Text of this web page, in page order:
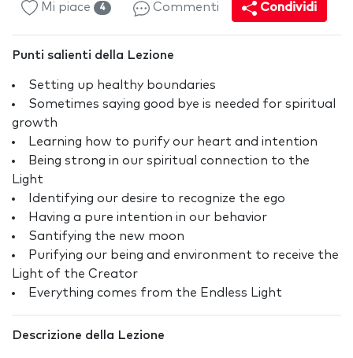
Mi piace 4 Commenti Condividi
Punti salienti della Lezione
Setting up healthy boundaries
Sometimes saying good bye is needed for spiritual
growth
Learning how to purify our heart and intention
Being strong in our spiritual connection to the
Light
Identifying our desire to recognize the ego
Having a pure intention in our behavior
Santifying the new moon
Purifying our being and environment to receive the
Light of the Creator
Everything comes from the Endless Light
Descrizione della Lezione